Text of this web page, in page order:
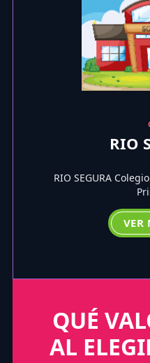
RIO
RIO SEGURA
VER
QUÉ
AL